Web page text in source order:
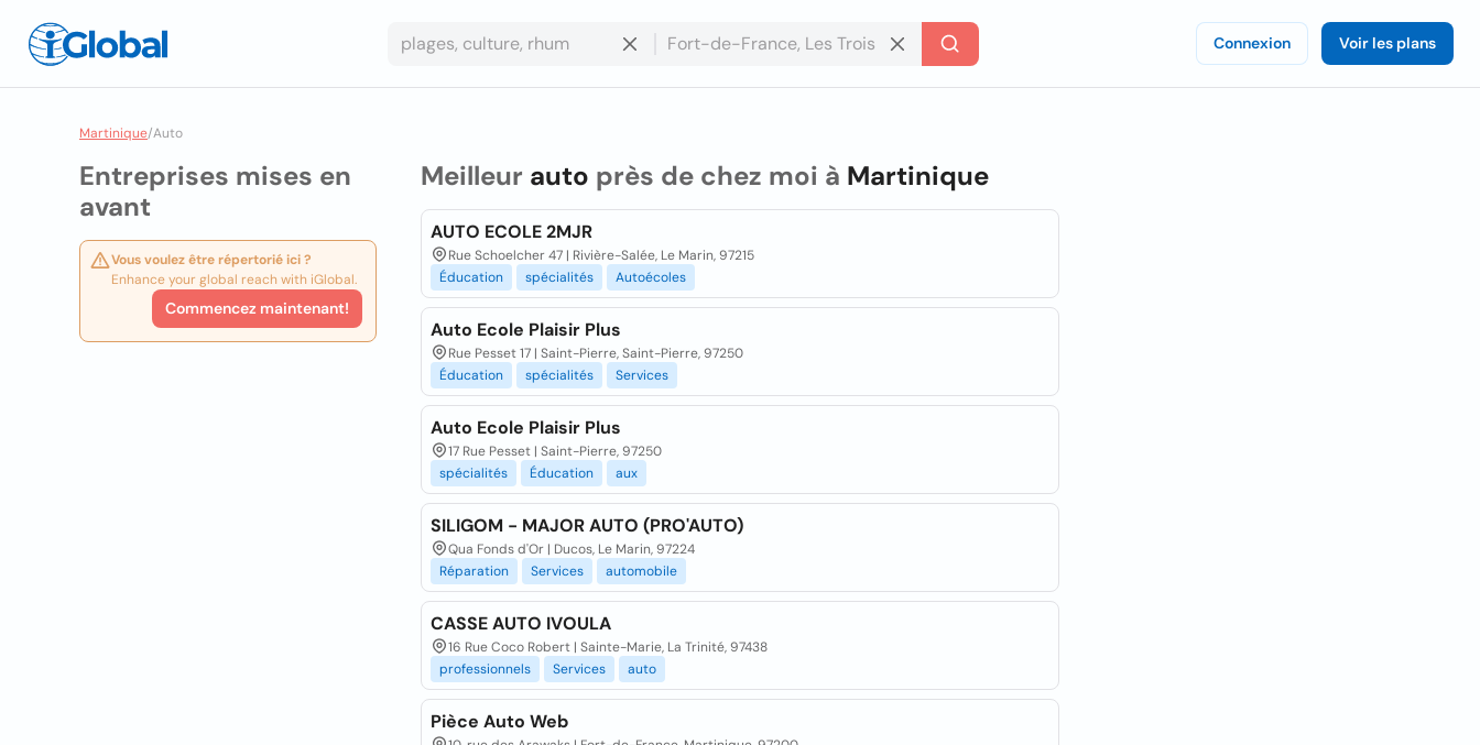
Connexion Voir les plans
Martinique/Auto
Entreprises mises en
avant
Vous voulez être répertorié ici ?
Enhance your global reach with iGlobal.
Commencez maintenant!
Meilleur auto près de chez moi à Martinique
AUTO ECOLE 2MJR
Rue Schoelcher 47 | Rivière-Salée, Le Marin, 97215
Éducation
spécialités Autoécoles
Auto Ecole Plaisir Plus
Rue Pesset 17 | Saint-Pierre, Saint-Pierre, 97250
Éducation
spécialités Services
Auto Ecole Plaisir Plus
17 Rue Pesset | Saint-Pierre, 97250
spécialités
Éducation aux
SILIGOM - MAJOR AUTO (PRO'AUTO)
Qua Fonds d'Or | Ducos, Le Marin, 97224
Réparation
Services automobile
CASSE AUTO IVOULA
16 Rue Coco Robert | Sainte-Marie, La Trinité, 97438
professionnels
Services auto
Pièce Auto Web